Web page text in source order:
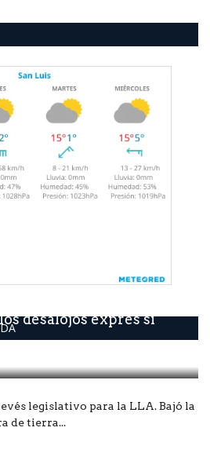
desalojos exprés si
legislativo para la LLA. Bajó la
de tierra...